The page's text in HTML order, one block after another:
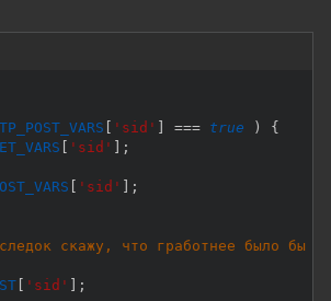
'sid' === true )
{
'sid'
;
'sid'
;
скажу, что гработнее было бы
'sid' ;